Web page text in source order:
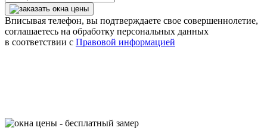
Вписывая телефон, вы подтверждаете свое совершеннолетие,
соглашаетесь на обработку персональных данных
в соответствии с Правовой информацией